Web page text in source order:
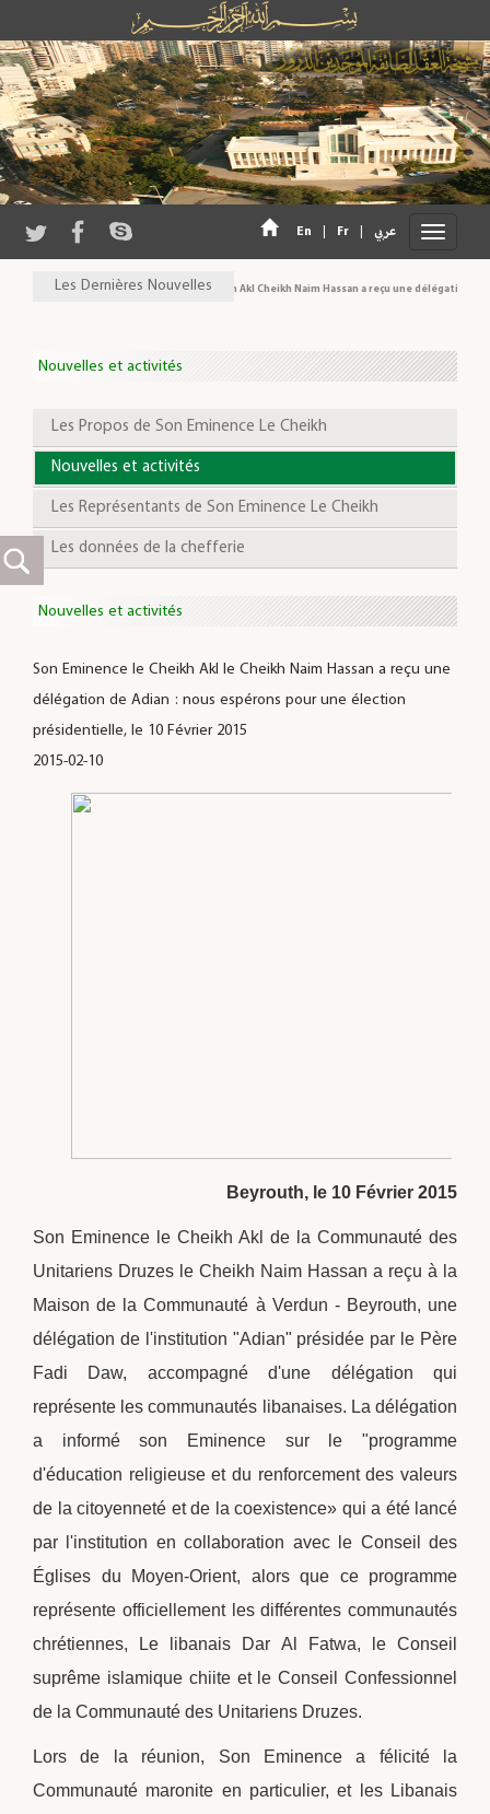
En Fr عربي
Les Dernières Nouvelles
Son Eminence Cheikh Akl Cheikh Naim Hassan a reçu une délégation du
Nouvelles et activités
Les Propos de Son Eminence Le Cheikh
Nouvelles et activités
Les Représentants de Son Eminence Le Cheikh
Les données de la chefferie
Nouvelles et activités
Son Eminence le Cheikh Akl le Cheikh Naim Hassan a reçu une
délégation de Adian : nous espérons pour une élection
présidentielle, le 10 Février 2015
2015-02-10
Beyrouth, le 10 Février 2015
Son Eminence le Cheikh Akl de la Communauté des
Unitariens Druzes le Cheikh Naim Hassan a reçu à la
Maison de la Communauté à Verdun - Beyrouth, une
délégation de l'institution "Adian" présidée par le Père
Fadi Daw, accompagné d'une délégation qui
représente les communautés libanaises. La délégation
a informé son Eminence sur le "programme
d'éducation religieuse et du renforcement des valeurs
de la citoyenneté et de la coexistence» qui a été lancé
par l'institution en collaboration avec le Conseil des
Églises du Moyen-Orient, alors que ce programme
représente officiellement les différentes communautés
chrétiennes, Le libanais Dar Al Fatwa, le Conseil
suprême islamique chiite et le Conseil Confessionnel
de la Communauté des Unitariens Druzes.
Lors de la réunion, Son Eminence a félicité la
Communauté maronite en particulier, et les Libanais